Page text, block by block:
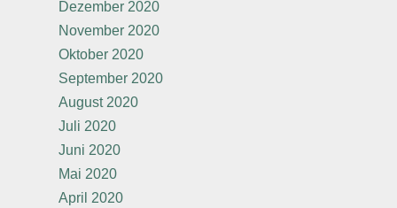
Dezember 2020
November 2020
Oktober 2020
September 2020
August 2020
Juli 2020
Juni 2020
Mai 2020
April 2020